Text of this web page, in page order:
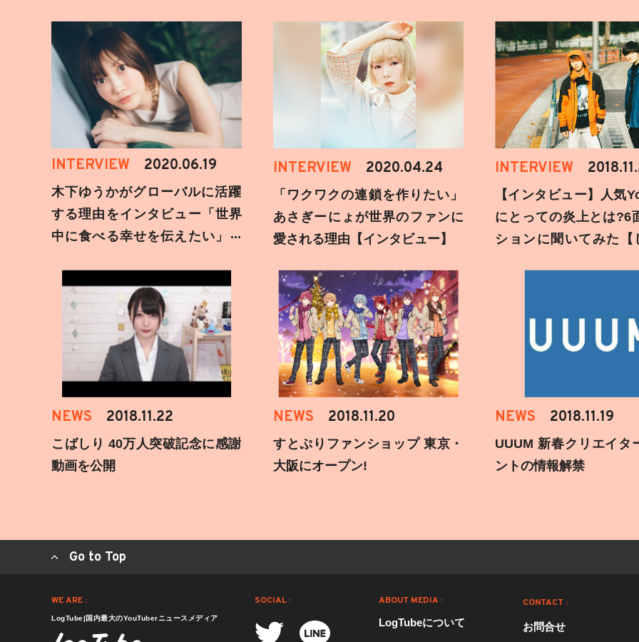
INTERVIEW 2020.06.19
木下ゆうかがグローバルに活躍
する理由をインタビュー「世界
中に食べる幸せを伝えたい」新
INTERVIEW 2020.04.24
「ワクワクの連鎖を作りたい」
あさぎーにょが世界のファンに
愛される理由【インタビュー】
INTERVIEW
【インタビュー】人気
にとっての炎上とは?6
ションに聞いてみた【
NEWS 2018.11.22
こばしり 40万人突破記念に感謝
動画を公開
NEWS 2018.11.20
すとぷりファンショップ 東京・
大阪にオープン!
NEWS 2018.11.19
UUUM 新春クリエイタ
ントの情報解禁
Go to Top
WE ARE :
LogTube|国内最大のYouTuberニュースメディア
SOCIAL : ABOUT MEDIA :
LogTubeについて
CONTACT :
お問合せ